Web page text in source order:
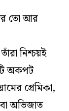
তো আর
নিশ্চয়ই
অকপট
প্রেমিকা,
অভিজাত